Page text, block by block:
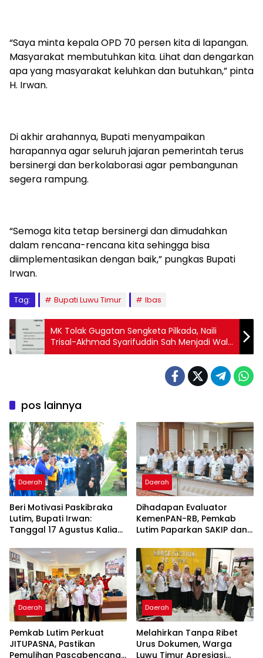
“Saya minta kepala OPD 70 persen kita di lapangan.
Masyarakat membutuhkan kita. Lihat dan dengarkan
apa yang masyarakat keluhkan dan butuhkan,” pinta
H. Irwan.
Di akhir arahannya, Bupati menyampaikan
harapannya agar seluruh jajaran pemerintah terus
bersinergi dan berkolaborasi agar pembangunan
segera rampung.
“Semoga kita tetap bersinergi dan dimudahkan
dalam rencana-rencana kita sehingga bisa
diimplementasikan dengan baik,” pungkas Bupati
Irwan.
Tag: Bupati Luwu Timur Ibas
MK Tolak Gugatan Sengketa Pilkada, Naili
Trisal-Akhmad Syarifuddin Sah Menjadi Wali
Kota Palopo Terpilih
pos lainnya
Daerah
Beri Motivasi Paskibraka
Lutim, Bupati Irwan:
Tanggal 17 Agustus Kalian
Daerah
Dihadapan Evaluator
KemenPAN-RB, Pemkab
Lutim Paparkan SAKIP dan
Daerah
Pemkab Lutim Perkuat
JITUPASNA, Pastikan
Pemulihan Pascabencana
Daerah
Melahirkan Tanpa Ribet
Urus Dokumen, Warga
Luwu Timur Apresiasi